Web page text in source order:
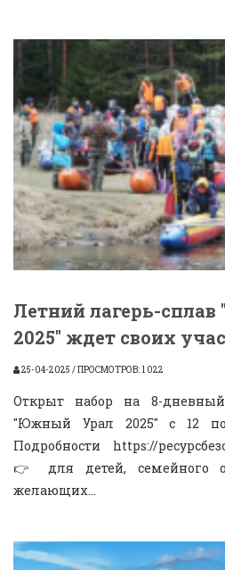
Летний лагерь-
2025" ждет своих
25-04-2025 / ПРОСМОТРОВ: 1 022
Открыт набор на 8-
"Южный Урал 2025" с 12
Подробности https://
👉 для детей, семейного
желающих...